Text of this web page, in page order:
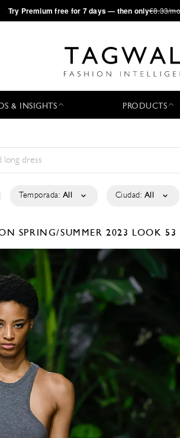
·Try Premium free for 7 days — then only€8.33/mo
& INSIGHTS PRODUCTS
Temporada: All Ciudad: All
SPRING/SUMMER 2023 LOOK 53